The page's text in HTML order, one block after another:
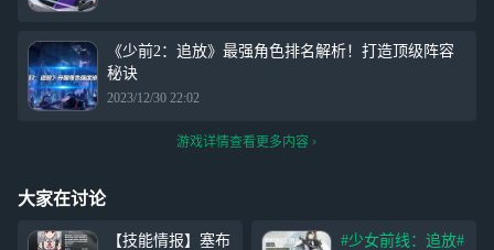
《少前2：追放》最强角色排名解析！打造顶级阵容
秘诀
2023/12/30 22:02
游戏详情查看更多内容
大家在讨论
【技能情报】塞布
#少女前线：追放#